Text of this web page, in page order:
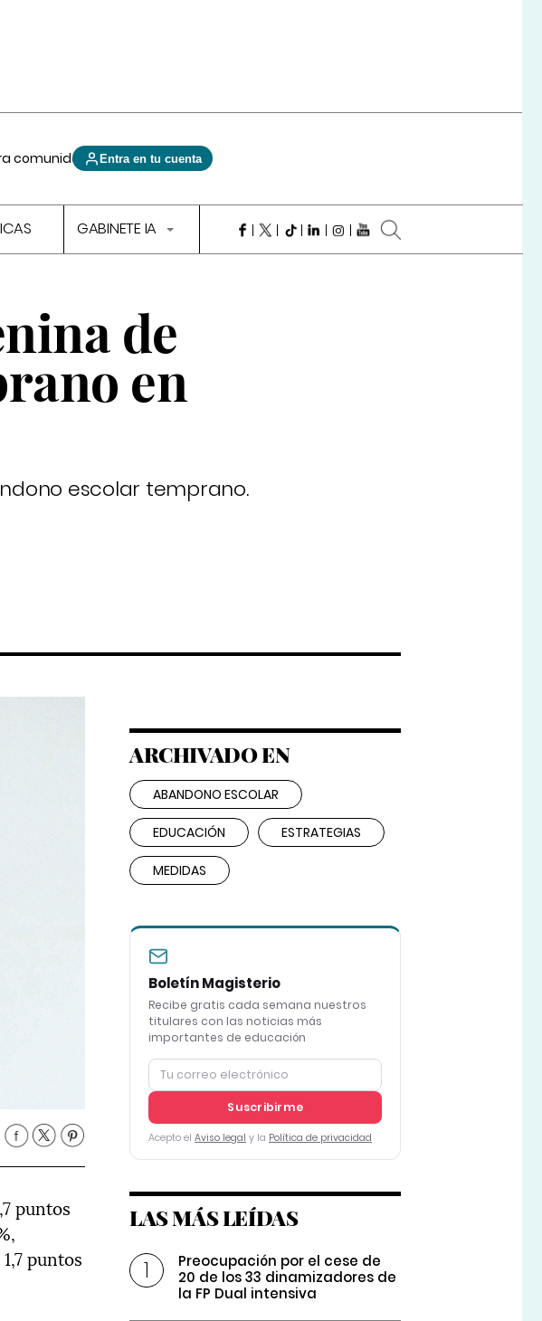
comunidad Entra en tu cuenta
GABINETE IA
de
en
escolar temprano.
puntos
puntos
ARCHIVADO EN
ABANDONO ESCOLAR
EDUCACIÓN ESTRATEGIAS
MEDIDAS
Boletín Magisterio
Recibe gratis cada semana nuestros
titulares con las noticias más
importantes de educación
Suscribirme
Acepto el Aviso legal y la Política de privacidad
LAS MÁS LEÍDAS
Preocupación por el cese de
20 de los 33 dinamizadores de
la FP Dual intensiva